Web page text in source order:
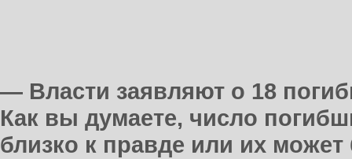
— Власти заявляют о 18
Как вы думаете, число
близко к правде или их